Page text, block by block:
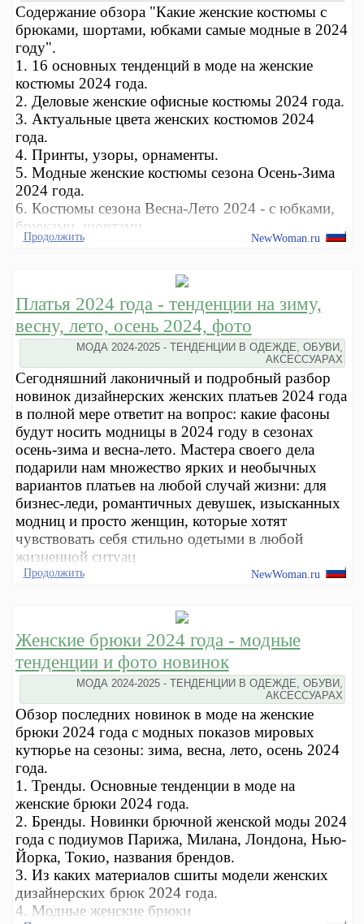
Содержание обзора "Какие женские костюмы с
брюками, шортами, юбками самые модные в 2024
году".
1. 16 основных тенденций в моде на женские
костюмы 2024 года.
2. Деловые женские офисные костюмы 2024 года.
3. Актуальные цвета женских костюмов 2024
года.
4. Принты, узоры, орнаменты.
5. Модные женские костюмы сезона Осень-Зима
2024 года.
6. Костюмы сезона Весна-Лето 2024 - с юбками,
брюками, шортами.
Продолжить NewWoman.ru
Платья 2024 года - тенденции на зиму,
весну, лето, осень 2024, фото
МОДА 2024-2025 - ТЕНДЕНЦИИ В ОДЕЖДЕ, ОБУВИ,
АКСЕССУАРАХ
Сегодняшний лаконичный и подробный разбор
новинок дизайнерских женских платьев 2024 года
в полной мере ответит на вопрос: какие фасоны
будут носить модницы в 2024 году в сезонах
осень-зима и весна-лето. Мастера своего дела
подарили нам множество ярких и необычных
вариантов платьев на любой случай жизни: для
бизнес-леди, романтичных девушек, изысканных
модниц и просто женщин, которые хотят
чувствовать себя стильно одетыми в любой
жизненной ситуац
Продолжить NewWoman.ru
Женские брюки 2024 года - модные
тенденции и фото новинок
МОДА 2024-2025 - ТЕНДЕНЦИИ В ОДЕЖДЕ, ОБУВИ,
АКСЕССУАРАХ
Обзор последних новинок в моде на женские
брюки 2024 года с модных показов мировых
кутюрье на сезоны: зима, весна, лето, осень 2024
года.
1. Тренды. Основные тенденции в моде на
женские брюки 2024 года.
2. Бренды. Новинки брючной женской моды 2024
года с подиумов Парижа, Милана, Лондона, Нью-
Йорка, Токио, названия брендов.
3. Из каких материалов сшиты модели женских
дизайнерских брюк 2024 года.
4. Модные женские брюки